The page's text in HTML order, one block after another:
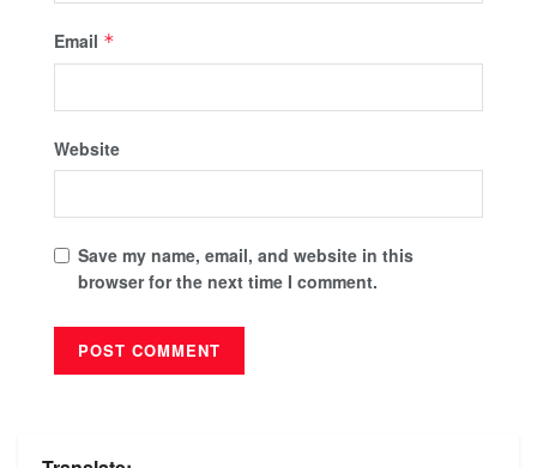
Email *
Website
Save my name, email, and website in this
browser for the next time I comment.